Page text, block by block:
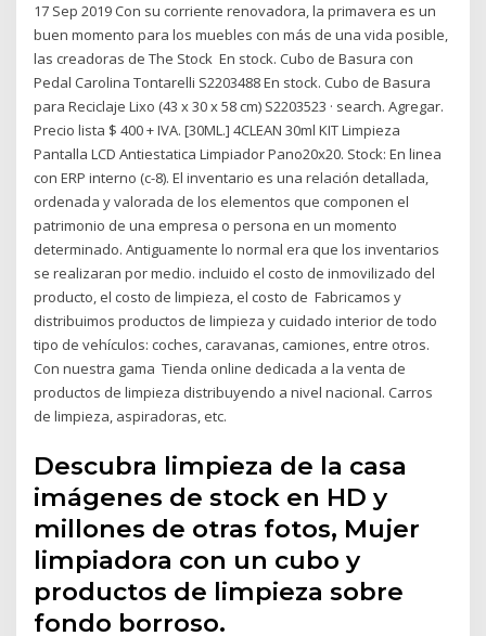
17 Sep 2019 Con su corriente renovadora, la primavera es un
buen momento para los muebles con más de una vida posible,
las creadoras de The Stock En stock. Cubo de Basura con
Pedal Carolina Tontarelli S2203488 En stock. Cubo de Basura
para Reciclaje Lixo (43 x 30 x 58 cm) S2203523 · search. Agregar.
Precio lista $ 400 + IVA. [30ML.] 4CLEAN 30ml KIT Limpieza
Pantalla LCD Antiestatica Limpiador Pano20x20. Stock: En linea
con ERP interno (c-8). El inventario es una relación detallada,
ordenada y valorada de los elementos que componen el
patrimonio de una empresa o persona en un momento
determinado. Antiguamente lo normal era que los inventarios
se realizaran por medio. incluido el costo de inmovilizado del
producto, el costo de limpieza, el costo de Fabricamos y
distribuimos productos de limpieza y cuidado interior de todo
tipo de vehículos: coches, caravanas, camiones, entre otros.
Con nuestra gama Tienda online dedicada a la venta de
productos de limpieza distribuyendo a nivel nacional. Carros
de limpieza, aspiradoras, etc.
Descubra limpieza de la casa
imágenes de stock en HD y
millones de otras fotos, Mujer
limpiadora con un cubo y
productos de limpieza sobre
fondo borroso.